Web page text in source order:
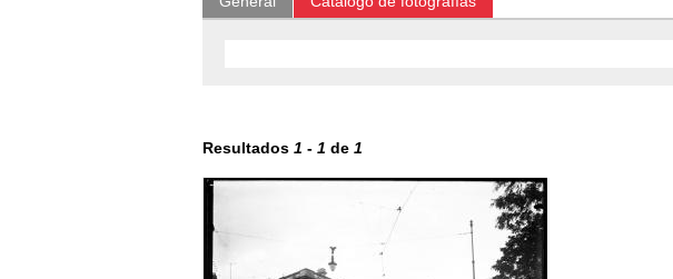
Resultados 1 - 1 de 1